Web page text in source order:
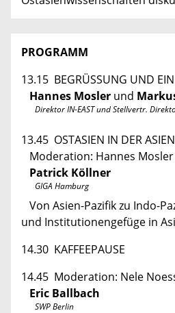
PROGRAMM
13.15 BEGRÜSSUNG UND
Hannes Mosler und
Direktor IN-EAST und Stellvertr.
13.45 OSTASIEN IN DER
Moderation: Hannes Mosler
Patrick Köllner
GIGA Hamburg
Von Asien-Pazifik zu Indo-
und Institutionen­gefüge in
14.30 KAFFEEPAUSE
14.45 Moderation: Nele
Eric Ballbach
SWP Berlin